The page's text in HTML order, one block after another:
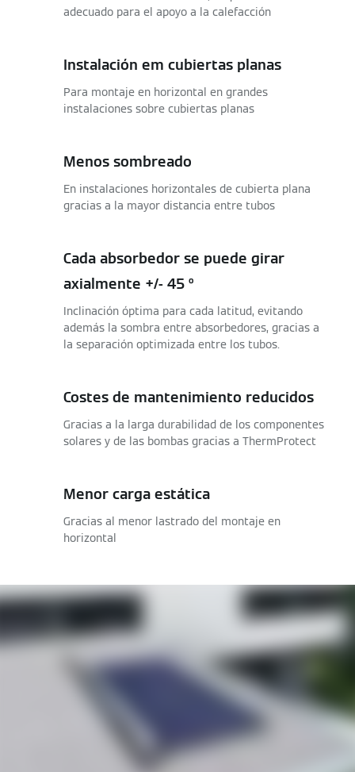
adecuado para el apoyo a la calefacción
Instalación em cubiertas planas
Para montaje en horizontal en grandes
instalaciones sobre cubiertas planas
Menos sombreado
En instalaciones horizontales de cubierta plana
gracias a la mayor distancia entre tubos
Cada absorbedor se puede girar
axialmente +/- 45 º
Inclinación óptima para cada latitud, evitando
además la sombra entre absorbedores, gracias a
la separación optimizada entre los tubos.
Costes de mantenimiento reducidos
Gracias a la larga durabilidad de los componentes
solares y de las bombas gracias a ThermProtect
Menor carga estática
Gracias al menor lastrado del montaje en
horizontal